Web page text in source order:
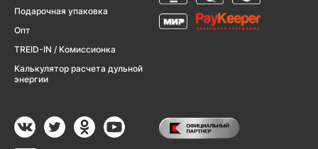
Подарочная упаковка
Опт
TREID-IN / Комиссионка
Калькулятор расчета дульной
энергии